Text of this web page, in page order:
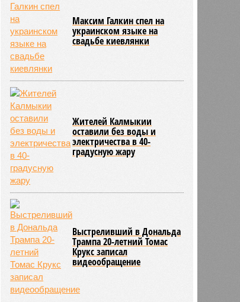
Максим Галкин спел на
украинском языке на
свадьбе киевлянки
Жителей Калмыкии
оставили без воды и
электричества в 40-
градусную жару
Выстреливший в Дональда
Трампа 20-летний Томас
Крукс записал
видеообращение